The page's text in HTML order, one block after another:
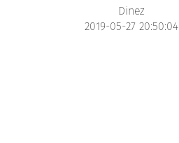
Dinez
2019-05-27 20:50:04